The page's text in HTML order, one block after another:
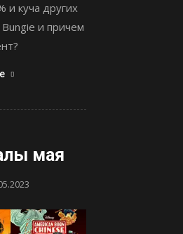
и куча других
и причем
мая